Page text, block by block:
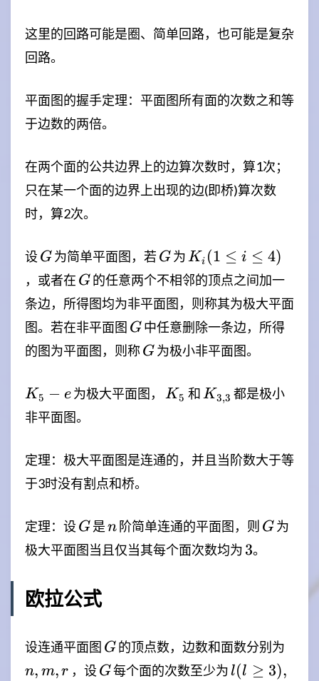
这里的回路可能是圈、简单回路，也可能是复杂
回路。
平面图的握手定理：平面图所有面的次数之和等
于边数的两倍。
在两个面的公共边界上的边算次数时，算1次；
只在某一个面的边界上出现的边(即桥)算次数
时，算2次。
设 G
G 为简单平面图，若 G
G 为 K_i(1
\le i
\le 4)
Ki (1 ≤ i ≤ 4)
，或者在 G
G 的任意两个不相邻的顶点之间加一
条边，所得图均为非平面图，则称其为极大平面
图。若在非平面图 G
G 中任意删除一条边，所得
的图为平面图，则称 G
G 为极小非平面图。
K_5-
e
K5 − e为极大平面图，K_5
K5 和 K_{3,3}
K3,3 都是极小
非平面图。
定理：极大平面图是连通的，并且当阶数大于等
于3时没有割点和桥。
定理：设 G
G 是n
n 阶简单连通的平面图，则 G
G 为
极大平面图当且仅当其每个面次数均为 3
3。
欧拉公式
设连通平面图 G
G 的顶点数，边数和面数分别为
n, m, r ，设 G
G每个面的次数至少为 l(l
l(l ≥ 3),